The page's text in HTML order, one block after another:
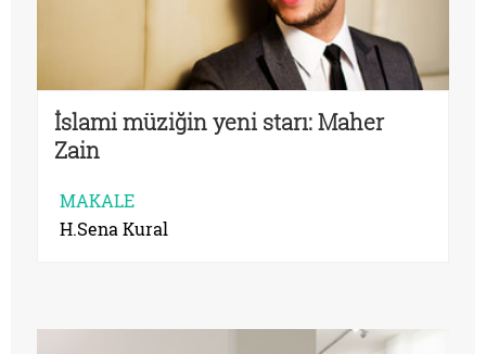
İslami müziğin yeni starı: Maher
Zain
MAKALE
H.Sena Kural